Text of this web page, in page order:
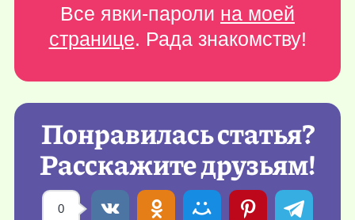
Все явки-пароли на моей
странице. Рада знакомству!
Понравилась статья?
Расскажите друзьям!
0